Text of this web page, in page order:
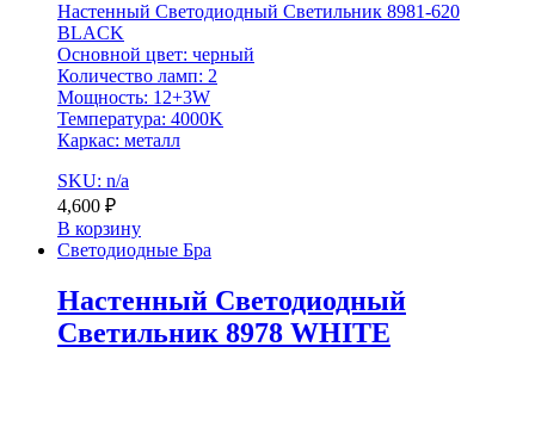
Настенный Светодиодный Светильник 8981-620
BLACK
Основной цвет: черный
Количество ламп: 2
Мощность: 12+3W
Температура: 4000K
Каркас: металл
SKU: n/a
4,600 ₽
В корзину
Светодиодные Бра
Настенный Светодиодный
Светильник 8978 WHITE